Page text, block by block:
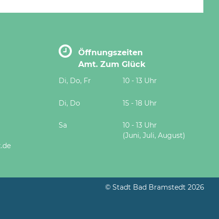
Öffnungszeiten
Amt. Zum Glück
Di, Do, Fr 10 - 13 Uhr
Di, Do 15 - 18 Uhr
Sa
10 - 13 Uhr
(Juni, Juli, August)
© Stadt Bad Bramstedt 2026